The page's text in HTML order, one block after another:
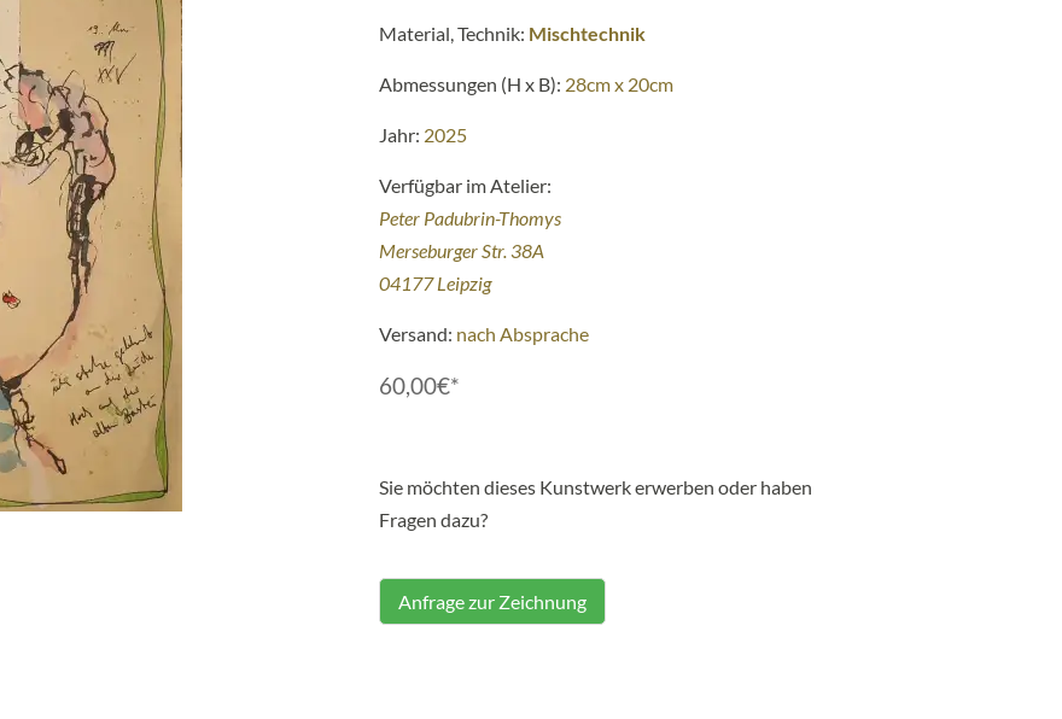
Material, Technik: Mischtechnik
Abmessungen (H x B): 28cm x 20cm
Jahr: 2025
Verfügbar im Atelier:
Peter Padubrin-Thomys
Merseburger Str. 38A
04177 Leipzig
Versand: nach Absprache
60,00€*
Sie möchten dieses Kunstwerk erwerben oder haben
Fragen dazu?
Anfrage zur Zeichnung